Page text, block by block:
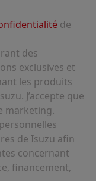
de
des
exclusives et
les produits
J’accepte que
marketing.
de Isuzu afin
concernant
financement,